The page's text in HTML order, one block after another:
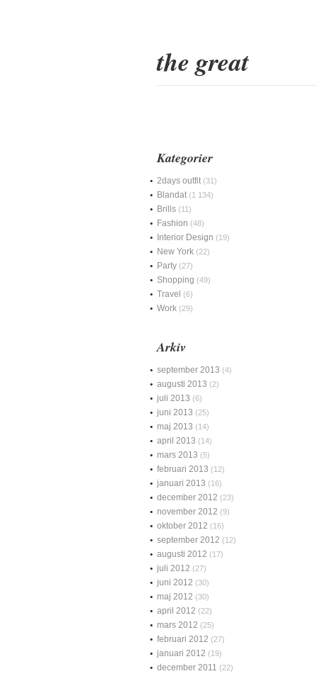
the great
Kategorier
2days outfit (31)
Blandat (1 134)
Brills (11)
Fashion (48)
Interior Design (19)
New York (22)
Party (27)
Shopping (49)
Travel (6)
Work (29)
Arkiv
september 2013 (4)
augusti 2013 (2)
juli 2013 (6)
juni 2013 (25)
maj 2013 (14)
april 2013 (14)
mars 2013 (5)
februari 2013 (12)
januari 2013 (16)
december 2012 (23)
november 2012 (9)
oktober 2012 (16)
september 2012 (12)
augusti 2012 (17)
juli 2012 (27)
juni 2012 (30)
maj 2012 (30)
april 2012 (22)
mars 2012 (25)
februari 2012 (27)
januari 2012 (19)
december 2011 (22)